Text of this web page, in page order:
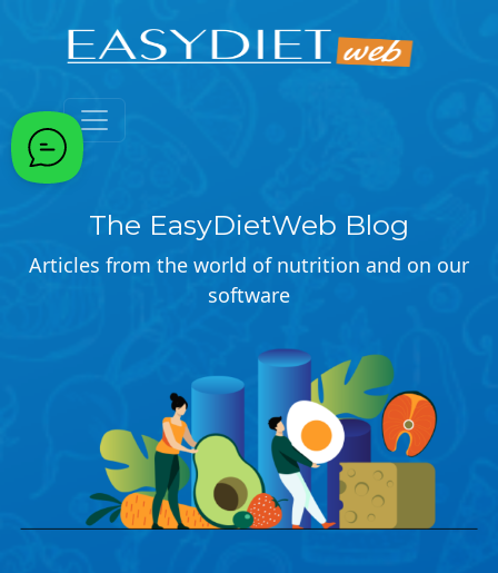
The EasyDietWeb Blog
Articles from the world of nutrition and on our
software